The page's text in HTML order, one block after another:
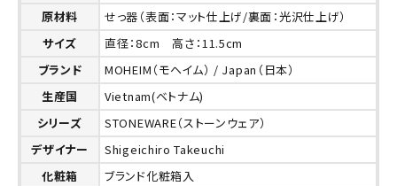
原材料
せっ器（表面：マット仕上げ/裏面：光沢仕上げ）
サイズ
直径：8cm 高さ：11.5cm
ブランド
MOHEIM（モヘイム） / Japan（日本）
生産国
Vietnam(ベトナム)
シリーズ
STONEWARE（ストーンウェア）
デザイナー
Shigeichiro Takeuchi
化粧箱
ブランド化粧箱入